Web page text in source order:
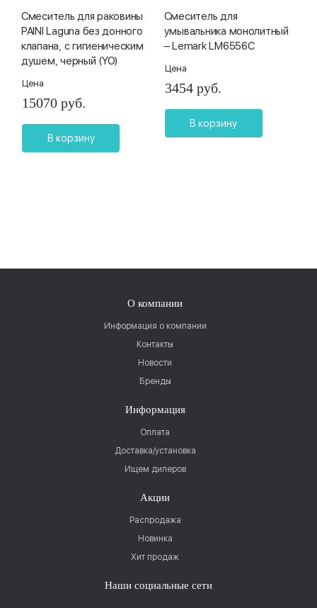
Смеситель для раковины
PAINI Laguna без донного
клапана, с гигиеническим
душем, черный (YO)
Цена
15070 руб.
В корзину
Смеситель для
умывальника монолитный
– Lemark LM6556C
Цена
3454 руб.
В корзину
О компании
Информация о компании
Контакты
Новости
Бренды
Информация
Оплата
Доставка/установка
Ищем дилеров
Акции
Распродажа
Новинка
Хит продаж
Наши социальные сети